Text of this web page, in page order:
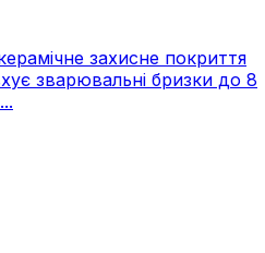
захисне покриття
зварювальні бризки до 8